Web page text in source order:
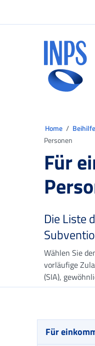
Home
Personen
Für
Die Liste
Wählen Sie
vorläufige
(SIA),
Für